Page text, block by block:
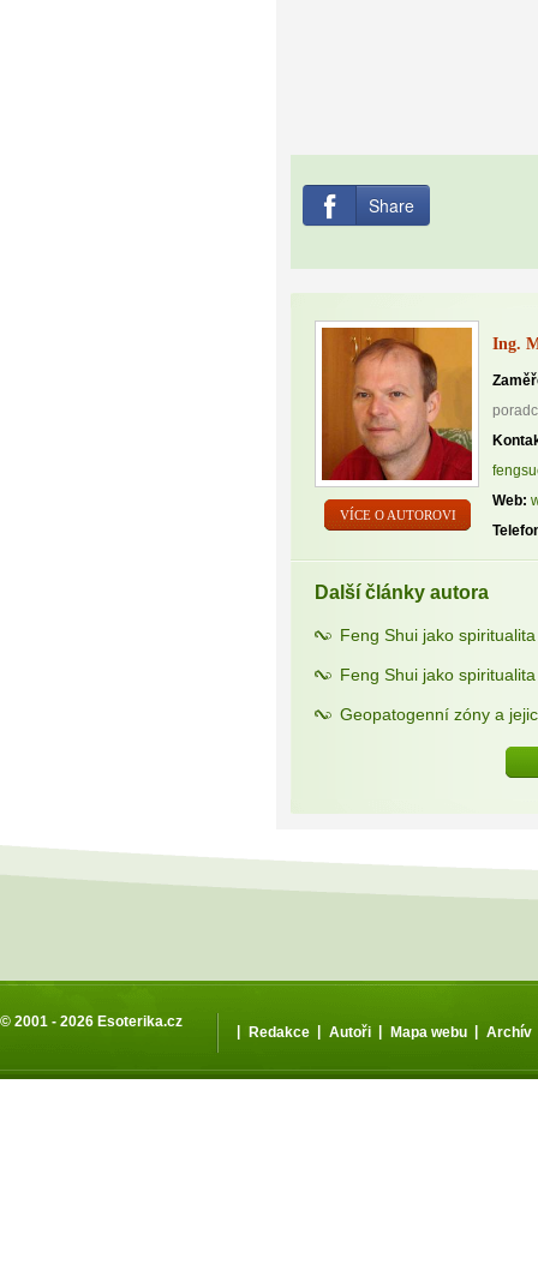
Share
VÍCE O AUTOROVI
Ing.
Web:
Další články autora
Feng Shui jako
Feng Shui jako
Geopatogenní zóny a
© 2001 - 2026 Esoterika.cz
| Redakce | Autoři | Mapa webu | Archív